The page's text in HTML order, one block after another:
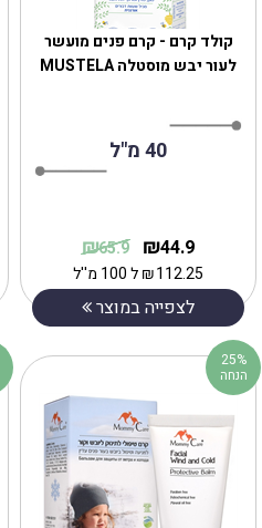
קולד קרם - קרם פנים מועשר
לעור יבש מוסטלה MUSTELA
40 מ"ל
44.9
₪
65.9
₪
112.25
₪ל 100 מ''ל
לצפייה במוצר
25%
הנחה